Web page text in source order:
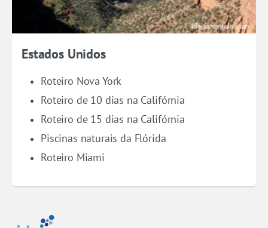
Estados Unidos
Roteiro Nova York
Roteiro de 10 dias na Califórnia
Roteiro de 15 dias na Califórnia
Piscinas naturais da Flórida
Roteiro Miami